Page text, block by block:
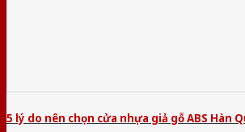
5 lý do nên chọn cửa nhựa giả gỗ ABS Hàn